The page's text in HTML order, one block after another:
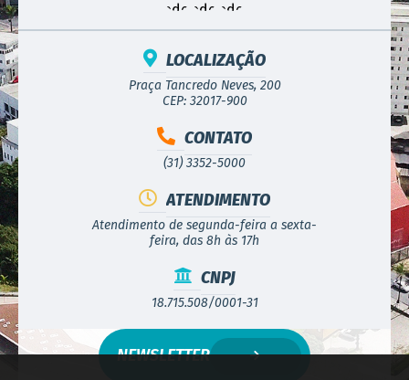
LOCALIZAÇÃO
Praça Tancredo Neves, 200
CEP: 32017-900
CONTATO
(31) 3352-5000
ATENDIMENTO
Atendimento de segunda-feira a sexta-
feira, das 8h às 17h
CNPJ
18.715.508/0001-31
NEWSLETTER